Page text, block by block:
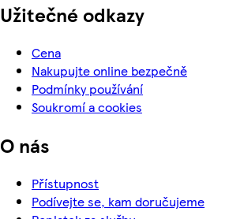
Užitečné odkazy
Cena
Nakupujte online bezpečně
Podmínky používání
Soukromí a cookies
O nás
Přístupnost
Podívejte se, kam doručujeme